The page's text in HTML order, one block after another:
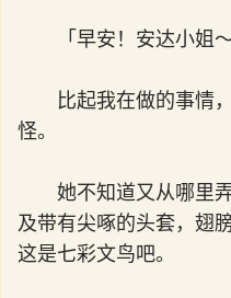
「早安！安达小姐～
比起我在做的事情
怪。
她不知道又从哪里
及带有尖啄的头套，翅
这是七彩文鸟吧。